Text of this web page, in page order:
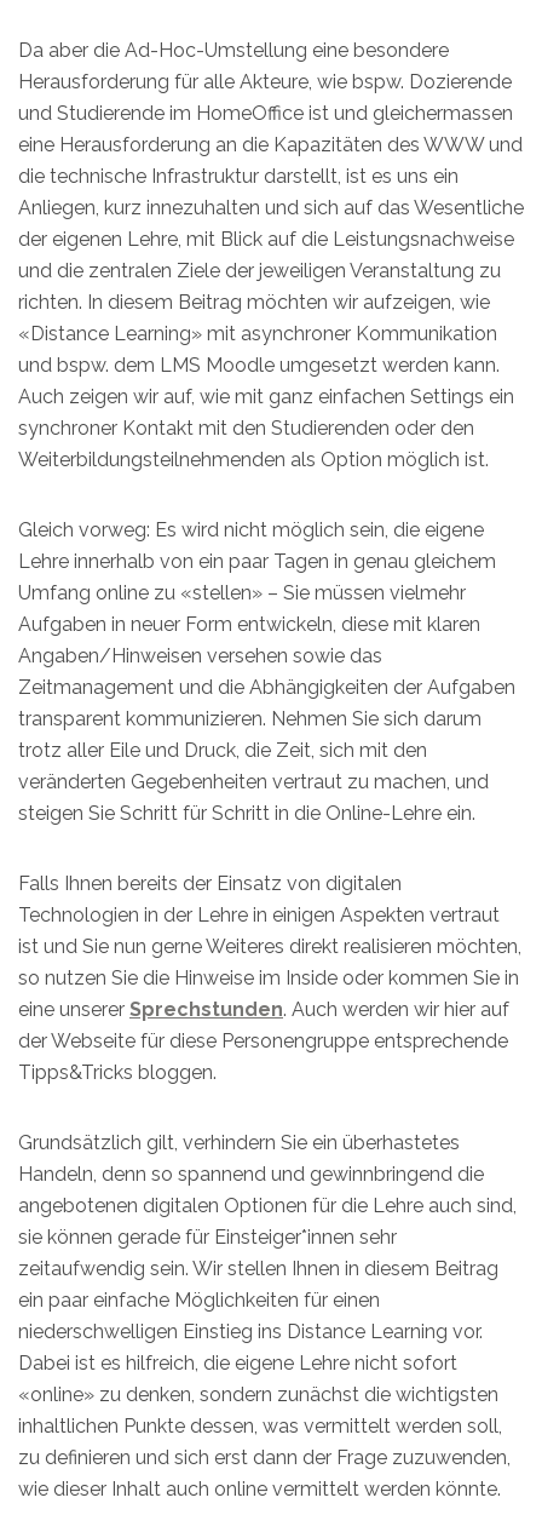
Da aber die Ad-Hoc-Umstellung eine besondere
Herausforderung für alle Akteure, wie bspw. Dozierende
und Studierende im HomeOffice ist und gleichermassen
eine Herausforderung an die Kapazitäten des WWW und
die technische Infrastruktur darstellt, ist es uns ein
Anliegen, kurz innezuhalten und sich auf das Wesentliche
der eigenen Lehre, mit Blick auf die Leistungsnachweise
und die zentralen Ziele der jeweiligen Veranstaltung zu
richten. In diesem Beitrag möchten wir aufzeigen, wie
«Distance Learning» mit asynchroner Kommunikation
und bspw. dem LMS Moodle umgesetzt werden kann.
Auch zeigen wir auf, wie mit ganz einfachen Settings ein
synchroner Kontakt mit den Studierenden oder den
Weiterbildungsteilnehmenden als Option möglich ist.
Gleich vorweg: Es wird nicht möglich sein, die eigene
Lehre innerhalb von ein paar Tagen in genau gleichem
Umfang online zu «stellen» – Sie müssen vielmehr
Aufgaben in neuer Form entwickeln, diese mit klaren
Angaben/Hinweisen versehen sowie das
Zeitmanagement und die Abhängigkeiten der Aufgaben
transparent kommunizieren. Nehmen Sie sich darum
trotz aller Eile und Druck, die Zeit, sich mit den
veränderten Gegebenheiten vertraut zu machen, und
steigen Sie Schritt für Schritt in die Online-Lehre ein.
Falls Ihnen bereits der Einsatz von digitalen
Technologien in der Lehre in einigen Aspekten vertraut
ist und Sie nun gerne Weiteres direkt realisieren möchten,
so nutzen Sie die Hinweise im Inside oder kommen Sie in
eine unserer Sprechstunden. Auch werden wir hier auf
der Webseite für diese Personengruppe entsprechende
Tipps&Tricks bloggen.
Grundsätzlich gilt, verhindern Sie ein überhastetes
Handeln, denn so spannend und gewinnbringend die
angebotenen digitalen Optionen für die Lehre auch sind,
sie können gerade für Einsteiger*innen sehr
zeitaufwendig sein. Wir stellen Ihnen in diesem Beitrag
ein paar einfache Möglichkeiten für einen
niederschwelligen Einstieg ins Distance Learning vor.
Dabei ist es hilfreich, die eigene Lehre nicht sofort
«online» zu denken, sondern zunächst die wichtigsten
inhaltlichen Punkte dessen, was vermittelt werden soll,
zu definieren und sich erst dann der Frage zuzuwenden,
wie dieser Inhalt auch online vermittelt werden könnte.